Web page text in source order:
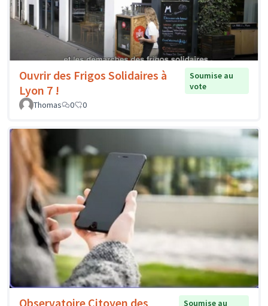
Ouvrir des Frigos Solidaires à
Lyon 7 !
Soumise au
vote
Thomas
0 0
Observatoire Citoyen des Soumise au